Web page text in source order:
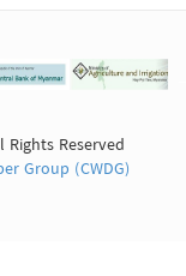
Reserved
Group (CWDG)